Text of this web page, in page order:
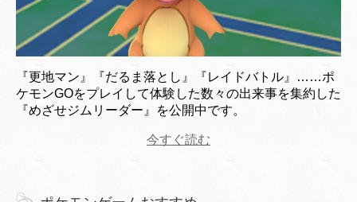
『更地マン』『だるま落とし』『レイドバトル』……ポ
ケモンGOをプレイして体験した数々の出来事を集約した
『めざせジムリーダー』を公開中です。
今すぐ読む